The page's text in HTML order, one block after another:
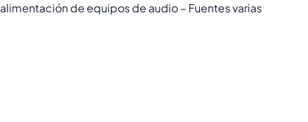
alimentación de equipos de audio – Fuentes varias